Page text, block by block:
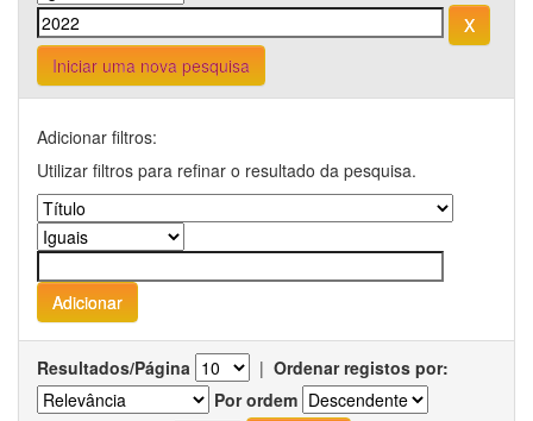
Iniciar uma nova pesquisa
Adicionar filtros:
Utilizar filtros para refinar o resultado da pesquisa.
Resultados/Página | Ordenar registos por:
Por ordem